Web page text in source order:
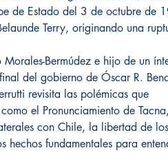
de Estado del 3 de octubre de
Terry, originando una
Bermúdez e hijo de un
del gobierno de Óscar R.
revisita las polémicas que
el Pronunciamiento de
con Chile, la libertad de los
hechos fundamentales para